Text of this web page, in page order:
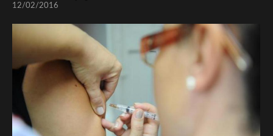
12/02/2016